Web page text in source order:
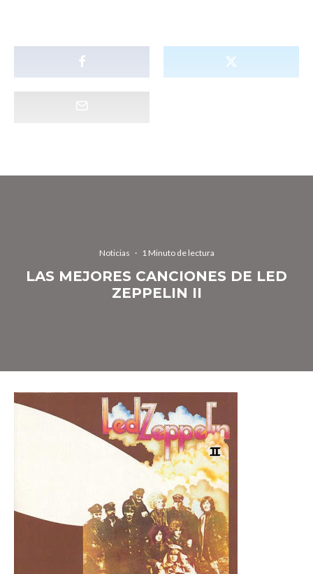
Noticias · 1 Minuto de lectura
LAS MEJORES CANCIONES DE LED
ZEPPELIN II